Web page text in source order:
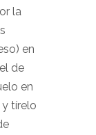
la
en
de
en
tírelo